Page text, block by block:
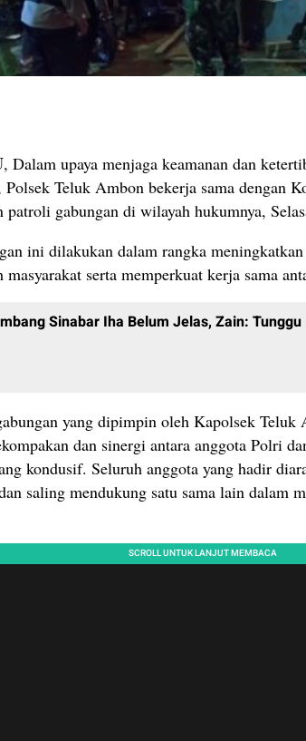
, Dalam upaya menjaga keamanan dan
Teluk Ambon bekerja sama dengan
patroli gabungan di wilayah hukumnya,
ini dilakukan dalam rangka
masyarakat serta memperkuat kerja sama
Sinabar Iha Belum Jelas, Zain:
yang dipimpin oleh Kapolsek Teluk
dan sinergi antara anggota Polri
kondusif. Seluruh anggota yang hadir
saling mendukung satu sama lain dalam